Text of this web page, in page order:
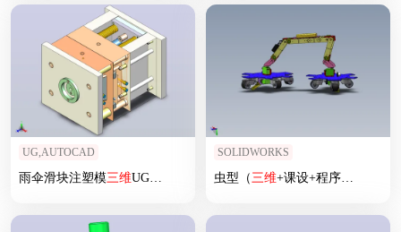
UG,AUTOCAD
雨伞滑块注塑模三维UG+
SOLIDWORKS
虫型（三维+课设+程序+原理图+